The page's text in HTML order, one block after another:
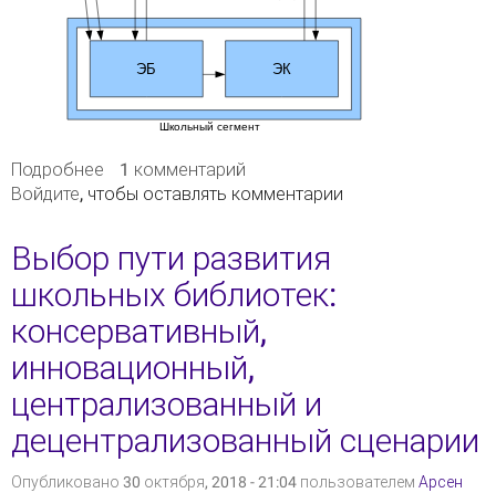
Подробнее о Развитие ШИБЦ: инновационный
централизованный подход
1 комментарий
Войдите, чтобы оставлять комментарии
Выбор пути развития
школьных библиотек:
консервативный,
инновационный,
централизованный и
децентрализованный сценарии
Опубликовано 30 октября, 2018 - 21:04 пользователем Арсен